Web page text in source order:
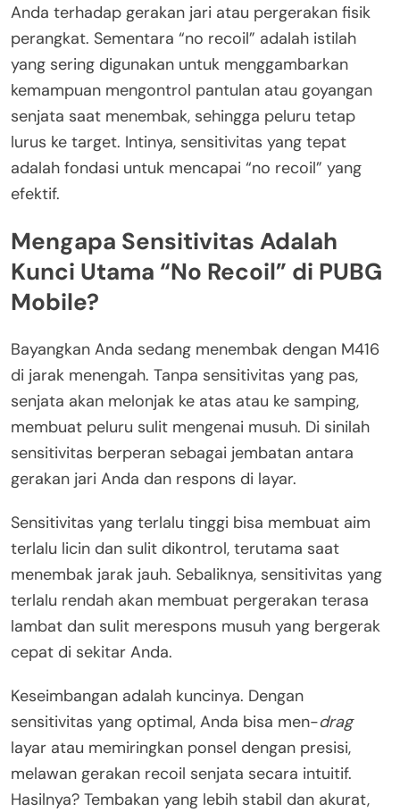
Anda terhadap gerakan jari atau pergerakan fisik
perangkat. Sementara “no recoil” adalah istilah
yang sering digunakan untuk menggambarkan
kemampuan mengontrol pantulan atau goyangan
senjata saat menembak, sehingga peluru tetap
lurus ke target. Intinya, sensitivitas yang tepat
adalah fondasi untuk mencapai “no recoil” yang
efektif.
Mengapa Sensitivitas Adalah
Kunci Utama “No Recoil” di PUBG
Mobile?
Bayangkan Anda sedang menembak dengan M416
di jarak menengah. Tanpa sensitivitas yang pas,
senjata akan melonjak ke atas atau ke samping,
membuat peluru sulit mengenai musuh. Di sinilah
sensitivitas berperan sebagai jembatan antara
gerakan jari Anda dan respons di layar.
Sensitivitas yang terlalu tinggi bisa membuat aim
terlalu licin dan sulit dikontrol, terutama saat
menembak jarak jauh. Sebaliknya, sensitivitas yang
terlalu rendah akan membuat pergerakan terasa
lambat dan sulit merespons musuh yang bergerak
cepat di sekitar Anda.
Keseimbangan adalah kuncinya. Dengan
sensitivitas yang optimal, Anda bisa men-drag
layar atau memiringkan ponsel dengan presisi,
melawan gerakan recoil senjata secara intuitif.
Hasilnya? Tembakan yang lebih stabil dan akurat,